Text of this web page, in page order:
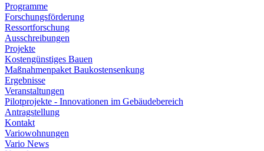
Programme
Forschungsförderung
Ressortforschung
Ausschreibungen
Projekte
Kostengünstiges Bauen
Maßnahmenpaket Baukostensenkung
Ergebnisse
Veranstaltungen
Pilotprojekte - Innovationen im Gebäudebereich
Antragstellung
Kontakt
Variowohnungen
Vario News